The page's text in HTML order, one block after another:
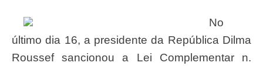
No
último dia 16, a presidente da República Dilma
Roussef sancionou a Lei Complementar n.